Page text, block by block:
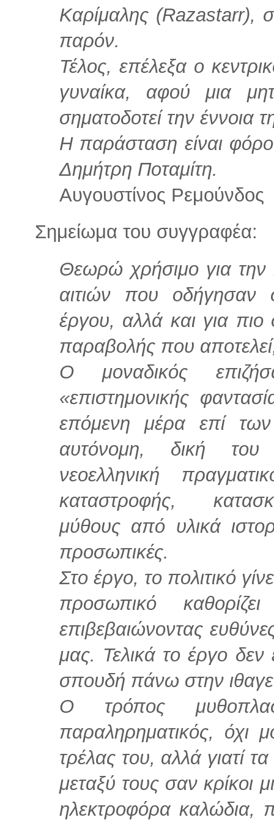
Καρίμαλης (Razastarr),
παρόν.
Τέλος, επέλεξα ο
γυναίκα, αφού μια
σηματοδοτεί την έννοια
Η παράσταση είναι
Δημήτρη Ποταμίτη.
Αυγουστίνος Ρεμούνδος
Σημείωμα του συγγραφέα:
Θεωρώ χρήσιμο για την
αιτιών που οδήγησαν
έργου, αλλά και για
παραβολής που
Ο μοναδικός
«επιστημονικής
επόμενη μέρα επί
αυτόνομη, δική του
νεοελληνική
καταστροφής,
μύθους από υλικά
προσωπικές.
Στο έργο, το πολιτικό
προσωπικό
επιβεβαιώνοντας
μας. Τελικά το έργο δεν
σπουδή πάνω στην
Ο τρόπος
παραληρηματικός, όχι
τρέλας του, αλλά γιατί
μεταξύ τους σαν κρίκοι
ηλεκτροφόρα καλώδια,